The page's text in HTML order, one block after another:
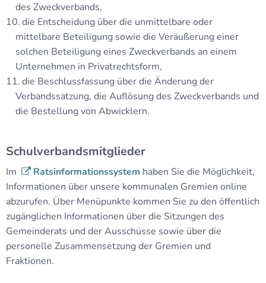
des Zweckverbands,
die Entscheidung über die unmittelbare oder
mittelbare Beteiligung sowie die Veräußerung einer
solchen Beteiligung eines Zweckverbands an einem
Unternehmen in Privatrechtsform,
die Beschlussfassung über die Änderung der
Verbandssatzung, die Auflösung des Zweckverbands und
die Bestellung von Abwicklern.
Schulverbandsmitglieder
Im Ratsinformationssystem haben Sie die Möglichkeit,
Informationen über unsere kommunalen Gremien online
abzurufen. Über Menüpunkte kommen Sie zu den öffentlich
zugänglichen Informationen über die Sitzungen des
Gemeinderats und der Ausschüsse sowie über die
personelle Zusammensetzung der Gremien und
Fraktionen.